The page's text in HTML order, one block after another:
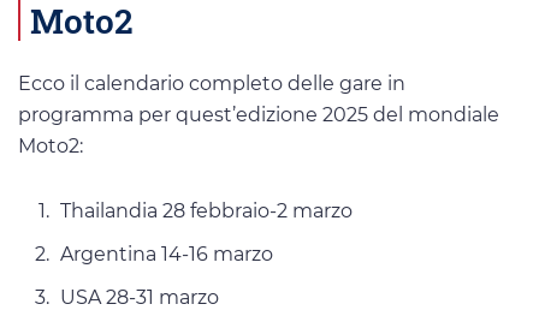
Moto2
Ecco il calendario completo delle gare in
programma per quest’edizione 2025 del mondiale
Moto2:
Thailandia 28 febbraio-2 marzo
Argentina 14-16 marzo
USA 28-31 marzo